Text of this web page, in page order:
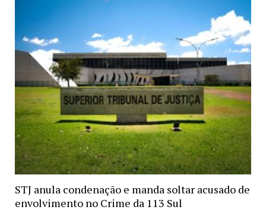
STJ anula condenação e manda soltar acusado de
envolvimento no Crime da 113 Sul